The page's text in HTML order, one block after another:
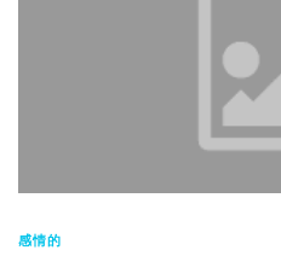
感情的